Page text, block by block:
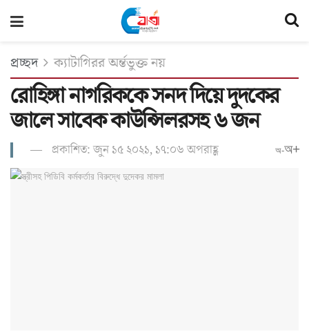
প্রচ্ছদ ক্যাটাগিরর অর্ন্তভুক্ত নয়
রো‌হিঙ্গা নাগ‌রিক‌কে সনদ দি‌য়ে দুদ‌কের
জা‌লে সা‌বেক কাউ‌ন্সিলরসহ ৬ জন
প্রকাশিত: জুন ১৫ ২০২১, ১৭:০৬ অপরাহ্ণ অ-অ+